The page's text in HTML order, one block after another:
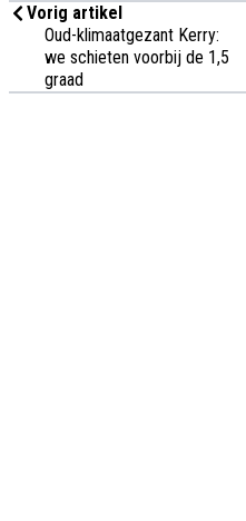
Vorig artikel
Oud-klimaatgezant Kerry:
we schieten voorbij de 1,5
graad